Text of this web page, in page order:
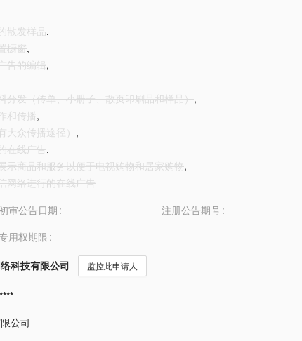
散发样品,
橱窗,
告的编辑,
分发（传单、小册子、散页印刷品和样品）,
和传播,
大众传播途径）,
在线广告,
示商品和服务以便于电视购物和居家购物,
网络进行的在线广告
审公告日期
注册公告期号
用权期限
科技有限公司 监控此申请人
公司